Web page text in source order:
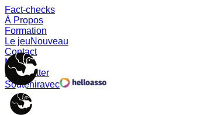
Fact-checks
À Propos
Formation
Le jeuNouveau
Contact
Memes
Newsletter
Souteniravec